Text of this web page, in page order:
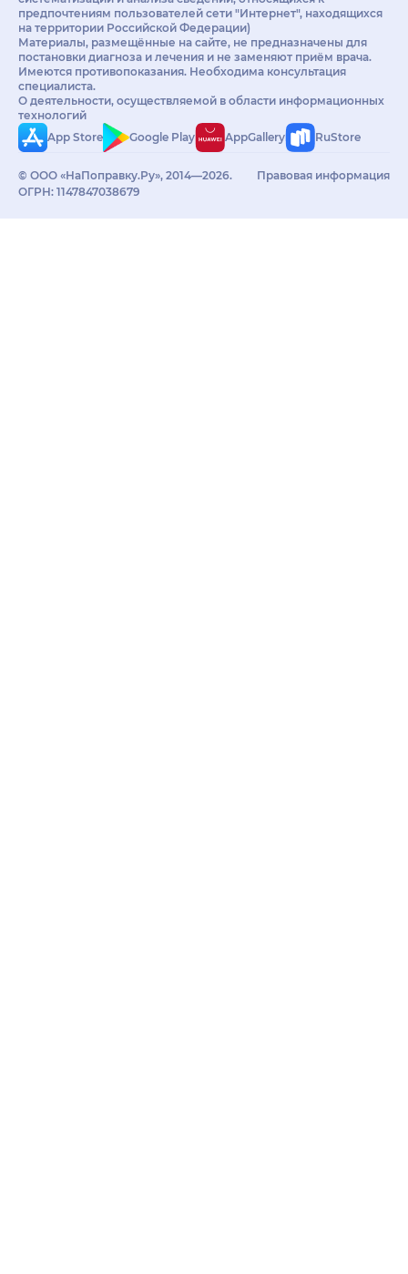
предпочтениям пользователей сети "Интернет", находящихся
на территории Российской Федерации)
Материалы, размещённые на сайте, не предназначены для
постановки диагноза и лечения и не заменяют приём врача.
Имеются противопоказания. Необходима консультация
специалиста.
О деятельности, осуществляемой в области информационных
технологий
App Store
Google Play AppGallery RuStore
© ООО «НаПоправку.Ру», 2014—2026.
ОГРН: 1147847038679
Правовая информация